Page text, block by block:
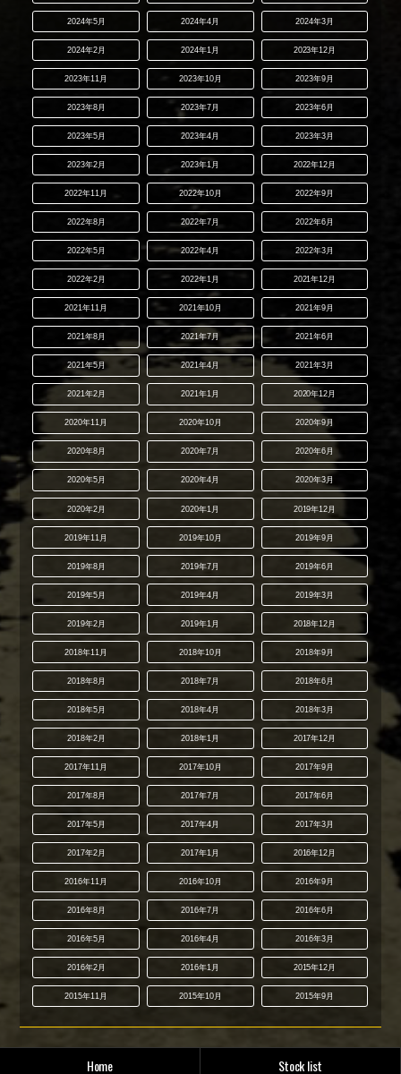
2024年5月 2024年4月 2024年3月
2024年2月 2024年1月 2023年12月
2023年11月 2023年10月 2023年9月
2023年8月 2023年7月 2023年6月
2023年5月 2023年4月 2023年3月
2023年2月 2023年1月 2022年12月
2022年11月 2022年10月 2022年9月
2022年8月 2022年7月 2022年6月
2022年5月 2022年4月 2022年3月
2022年2月 2022年1月 2021年12月
2021年11月 2021年10月 2021年9月
2021年8月 2021年7月 2021年6月
2021年5月 2021年4月 2021年3月
2021年2月 2021年1月 2020年12月
2020年11月 2020年10月 2020年9月
2020年8月 2020年7月 2020年6月
2020年5月 2020年4月 2020年3月
2020年2月 2020年1月 2019年12月
2019年11月 2019年10月 2019年9月
2019年8月 2019年7月 2019年6月
2019年5月 2019年4月 2019年3月
2019年2月 2019年1月 2018年12月
2018年11月 2018年10月 2018年9月
2018年8月 2018年7月 2018年6月
2018年5月 2018年4月 2018年3月
2018年2月 2018年1月 2017年12月
2017年11月 2017年10月 2017年9月
2017年8月 2017年7月 2017年6月
2017年5月 2017年4月 2017年3月
2017年2月 2017年1月 2016年12月
2016年11月 2016年10月 2016年9月
2016年8月 2016年7月 2016年6月
2016年5月 2016年4月 2016年3月
2016年2月 2016年1月 2015年12月
2015年11月 2015年10月 2015年9月
Home Stock list